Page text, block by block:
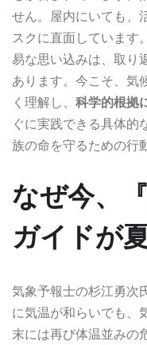
せん。屋内にいても、
スクに直面しています
易な思い込みは、取り
あります。今こそ、気
く理解し、 科学的根拠
ぐに実践できる具体的
族の命を守るための行
なぜ今、
ガイドが
気象予報士の杉江勇次
に気温が和らいでも、
末には再び体温並みの